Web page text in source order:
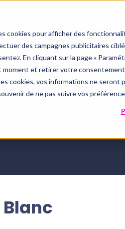
cookies pour afficher des
des campagnes publicitaires
En cliquant sur la page «
moment et retirer votre
cookies, vos informations ne seront
de ne pas suivre vos
Le